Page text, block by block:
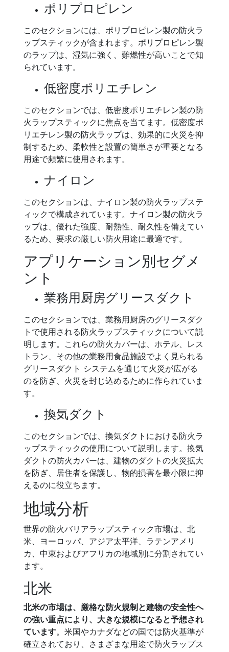
ポリプロピレン
このセクションには、ポリプロピレン製の防火ラ
ップスティックが含まれます。ポリプロピレン製
のラップは、湿気に強く、難燃性が高いことで知
られています。
低密度ポリエチレン
このセクションでは、低密度ポリエチレン製の防
火ラップスティックに焦点を当てます。低密度ポ
リエチレン製の防火ラップは、効果的に火災を抑
制するため、柔軟性と設置の簡単さが重要となる
用途で頻繁に使用されます。
ナイロン
このセクションは、ナイロン製の防火ラップステ
ィックで構成されています。ナイロン製の防火ラ
ップは、優れた強度、耐熱性、耐久性を備えてい
るため、要求の厳しい防火用途に最適です。
アプリケーション別セグメ
ント
業務用厨房グリースダクト
このセクションでは、業務用厨房のグリースダク
トで使用される防火ラップスティックについて説
明します。これらの防火カバーは、ホテル、レス
トラン、その他の業務用食品施設でよく見られる
グリースダクト システムを通じて火災が広がる
のを防ぎ、火災を封じ込めるために作られていま
す。
換気ダクト
このセクションでは、換気ダクトにおける防火ラ
ップスティックの使用について説明します。換気
ダクトの防火カバーは、建物のダクトの火災拡大
を防ぎ、居住者を保護し、物的損害を最小限に抑
えるのに役立ちます。
地域分析
世界の防火バリアラップスティック市場は、北
米、ヨーロッパ、アジア太平洋、ラテンアメリ
カ、中東およびアフリカの地域別に分割されてい
ます。
北米
北米の市場は、厳格な防火規制と建物の安全性へ
の強い重点により、大きな規模になると予想され
ています。米国やカナダなどの国では防火基準が
確立されており、さまざまな用途で防火ラップス